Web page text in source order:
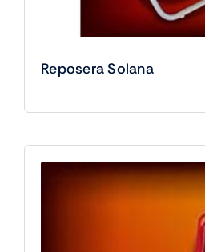
Reposera Solana